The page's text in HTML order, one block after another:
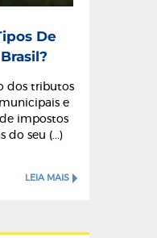
De
dos tributos
e
impostos
do seu (...)
LEIA MAIS